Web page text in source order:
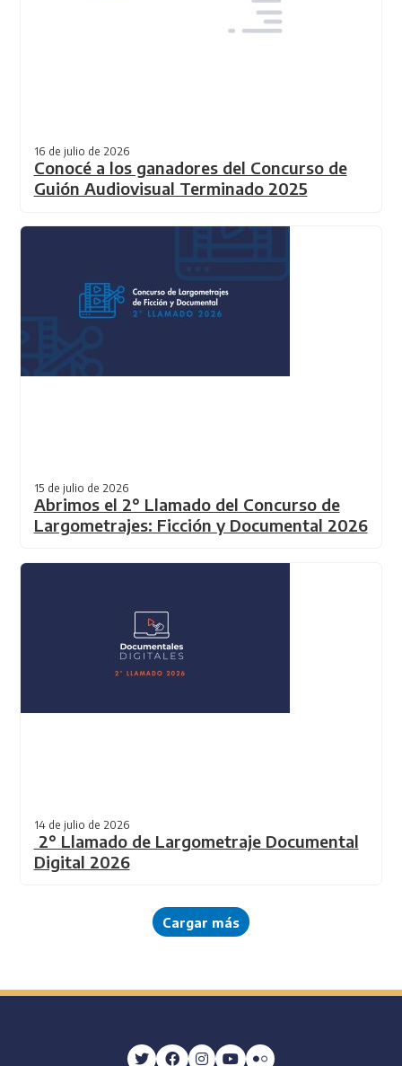
16 de julio de 2026
Conocé a los ganadores del Concurso de
Guión Audiovisual Terminado 2025
15 de julio de 2026
Abrimos el 2° Llamado del Concurso de
Largometrajes: Ficción y Documental 2026
14 de julio de 2026
2° Llamado de Largometraje Documental
Digital 2026
Cargar más